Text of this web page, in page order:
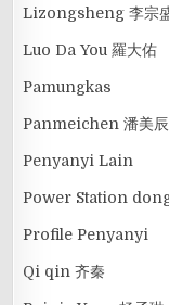
Lizongsheng 李宗
Luo Da You 羅大佑
Pamungkas
Panmeichen 潘美辰
Penyanyi Lain
Power Station
Profile Penyanyi
Qi qin 齐秦